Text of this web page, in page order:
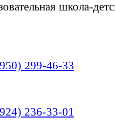
школа-
299-46-33
236-33-01